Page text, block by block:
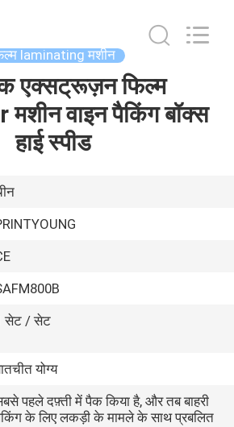
laminating मशीन
एक्सट्रूज़न फिल्म
वाइन पैकिंग बॉक्स
हाई स्पीड
सेट / सेट
योग्य
पहले दफ़्ती में पैक किया है, और तब बाहरी
के लिए लकड़ी के मामले के साथ प्रबलित